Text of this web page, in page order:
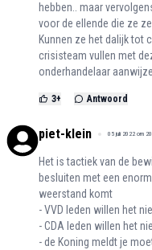
hebben.. maar
voor de ellende die ze
Kunnen ze het dalijk tot
crisisteam vullen met
onderhandelaar
3+ Antwoord
piet-klein 05 juli 2022 om
Het is tactiek van de
besluiten met een
weerstand komt
- VVD leden willen het
- CDA leden willen het
- de Koning meldt je